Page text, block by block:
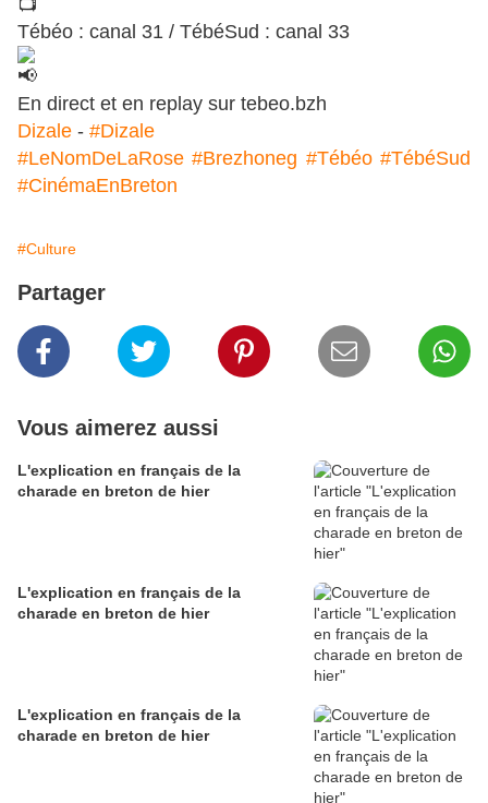
Tébéo : canal 31 / TébéSud : canal 33
En direct et en replay sur tebeo.bzh
Dizale - #Dizale
#LeNomDeLaRose #Brezhoneg #Tébéo #TébéSud
#CinémaEnBreton
#Culture
Partager
Vous aimerez aussi
L'explication en français de la
charade en breton de hier
L'explication en français de la
charade en breton de hier
L'explication en français de la
charade en breton de hier